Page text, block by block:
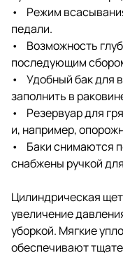
• Режим
педали.
• Возможность
последующим
• Удобный бак для
заполнить в
• Резервуар для
и, например,
• Баки снимаются
снабжены ручкой
Цилиндрическая
увеличение
уборкой. Мягкие
обеспечивают